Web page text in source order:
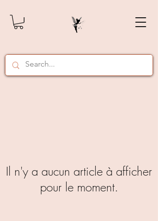
Il n'y a aucun article à afficher
pour le moment.